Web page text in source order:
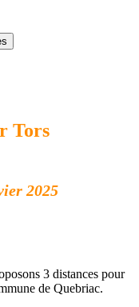
Tors
2025
3 distances pour
de Quebriac.